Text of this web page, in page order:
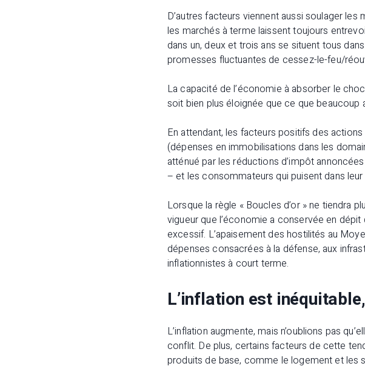
D’autres facteurs viennent aussi soulager
les marchés à terme laissent toujours
dans un, deux et trois ans se situent tous
promesses fluctuantes de cessez-le-feu/
La capacité de l’économie à absorber le
soit bien plus éloignée que ce que beaucoup
En attendant, les facteurs positifs des
(dépenses en immobilisations dans les
atténué par les réductions d’impôt
– et les consommateurs qui puisent dans
Lorsque la règle « Boucles d’or » ne tiendra
vigueur que l’économie a conservée en
excessif. L’apaisement des hostilités au
dépenses consacrées à la défense, aux
inflationnistes à court terme.
L’inflation est
L’inflation augmente, mais n’oublions pas
conflit. De plus, certains facteurs de cette
produits de base, comme le logement et les